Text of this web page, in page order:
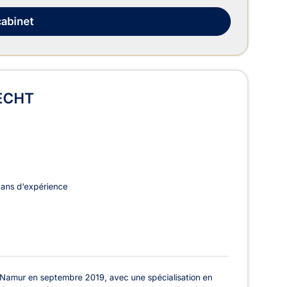
d’expérience
en septembre 2019, avec une spécialisation en